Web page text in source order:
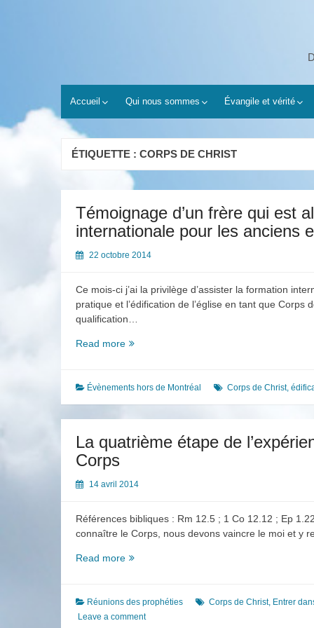
Accueil Qui nous sommes Évangile et vérité
ÉTIQUETTE : CORPS DE CHRIST
Témoignage d’un frère qui est
internationale pour les anciens
22 octobre 2014
Ce mois-ci j’ai la privilège d’assister la formation
pratique et l’édification de l’église en tant que Corps
qualification…
Read moreTémoignage
qui
la
pour
anciens
et
2014
Évènements hors de Montréal Corps de Christ,
La quatrième étape de
Corps
14 avril 2014
Références bibliques : Rm 12.5 ; 1 Co 12.12 ; Ep
connaître le Corps, nous devons vaincre le moi et y
Read moreLa
de
l’expérience
Réunions des prophéties Corps de Christ, Entrer
Leave a comment